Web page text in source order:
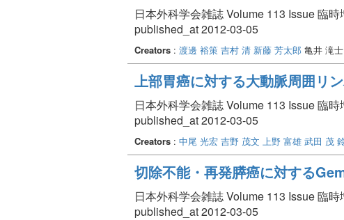
日本外科学会雑誌 Volume 113 Issue 臨
published_at 2012-03-05
Creators : 渡邊 裕策 吉村 清 新藤 芳太郎 亀井 滝士
上部胃癌に対する大動脈周囲リ
日本外科学会雑誌 Volume 113 Issue 臨
published_at 2012-03-05
Creators : 中尾 光宏 吉野 茂文 上野 富雄 武田 茂
切除不能・再発膵癌に対する
日本外科学会雑誌 Volume 113 Issue 臨
published_at 2012-03-05